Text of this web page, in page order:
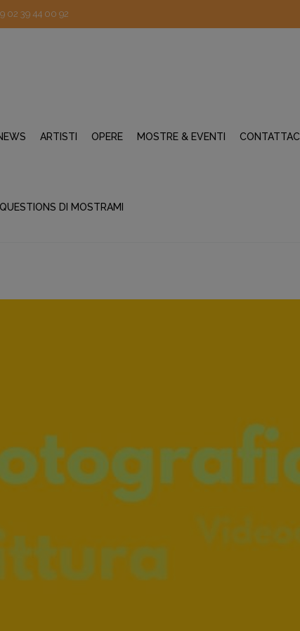
02 39 44 00 92
ARTISTI OPERE MOSTRE & EVENTI CONTATTACI
DI MOSTRAMI